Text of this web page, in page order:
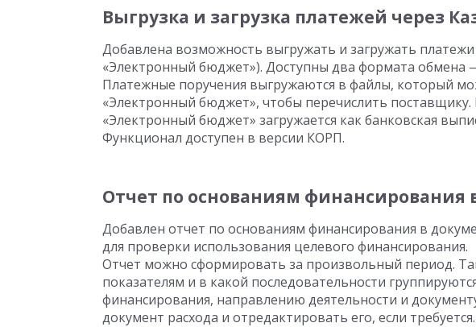
Выгрузка и загрузка платежей через
Добавлена возможность выгружать и загружать
«Электронный бюджет»). Доступны два формата обмена
Платежные поручения выгружаются в файлы, который
«Электронный бюджет», чтобы перечислить
«Электронный бюджет» загружается как банковская
Функционал доступен в версии КОРП.
Отчет по основаниям финансирования
Добавлен отчет по основаниям финансирования в
для проверки использования целевого финансирования.
Отчет можно сформировать за произвольный период.
показателям и в какой последовательности
финансирования, направлению деятельности и
документ расхода и отредактировать его, если требуется.